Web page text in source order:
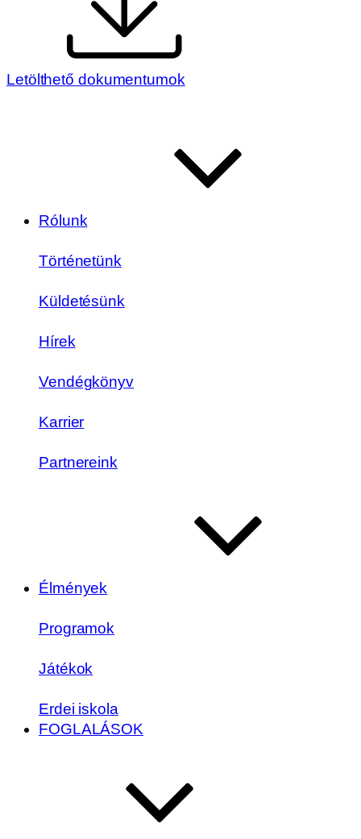
Letölthető dokumentumok
Rólunk
Történetünk
Küldetésünk
Hírek
Vendégkönyv
Karrier
Partnereink
Élmények
Programok
Játékok
Erdei iskola
FOGLALÁSOK